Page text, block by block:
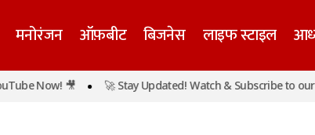
मनोरंजन ऑफ़बीट बिजनेस लाइफ स्टाइल
खोले 101 और गोल्ड लोन डेस्क, लोगों की वित्तीय जरूरते
Now! 🎥 🚀 Stay Updated! Watch & Subscribe to our